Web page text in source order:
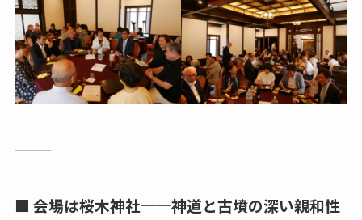
⸻
■ 会場は桜木神社──神道と古墳の深い親和性